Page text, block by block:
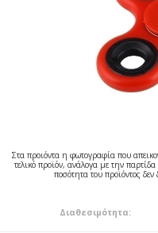
Στα προιόντα η φωτογραφία που
τελικό προϊόν, ανάλογα με την
ποσότητα του προϊόντος
Διαθεσιμότητα: